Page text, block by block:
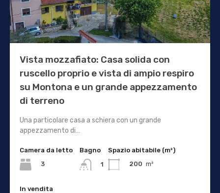
Vista mozzafiato: Casa solida con
ruscello proprio e vista di ampio respiro
su Montona e un grande appezzamento
di terreno
Una particolare casa a schiera con un grande
appezzamento di…
Camera da letto
3
Bagno
1
Spazio abitabile (m²)
200 m²
In vendita